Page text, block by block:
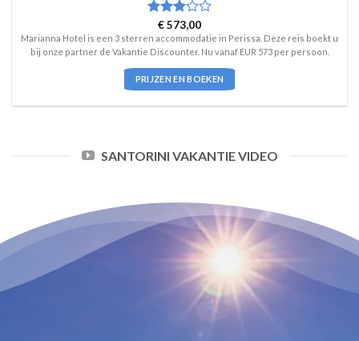
Waardering
3uit 5
€573,00
Marianna Hotel is een 3 sterren accommodatie in Perissa. Deze reis boekt u
bij onze partner de Vakantie Discounter. Nu vanaf EUR 573 per persoon.
PRIJZEN EN BOEKEN
SANTORINI VAKANTIE VIDEO